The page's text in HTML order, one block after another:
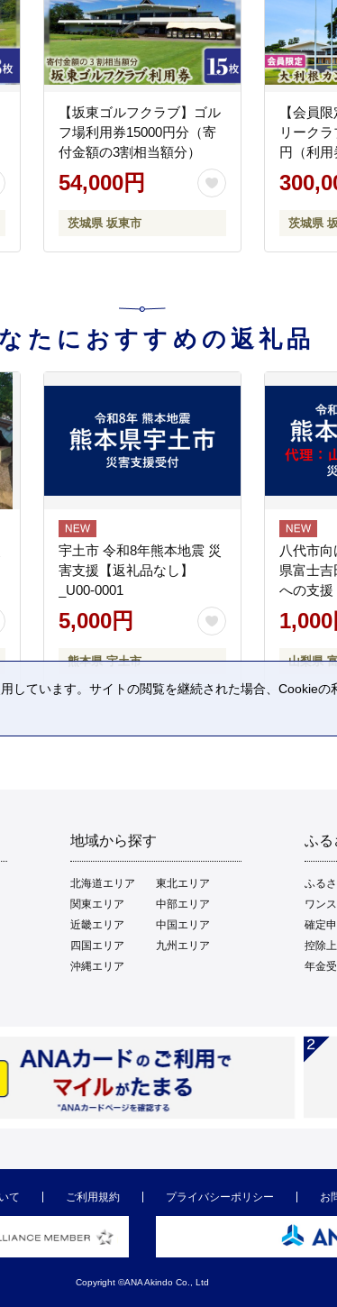
【坂東ゴルフクラブ】ゴル
フ場利用券15000円分（寄
付金額の3割相当額分）
54,000円
茨城県 坂東市
【会員
リーク
円（利用
茨城県
たにおすすめの返礼品
宇土市 令和8年熊本地震 災
害支援【返礼品なし】
_U00-0001
5,000円
熊本県 宇土市
八代市
県富士
への支援
1,000
山梨県
地域から探す
北海道エリア
東北エリア
関東エリア
中部エリア
近畿エリア
中国エリア
四国エリア
九州エリア
沖縄エリア
ふる
ふる
ワン
確定
控除
年金
て ご利用規約 プライバシーポリシー お
Copyright ©ANA Akindo Co., Ltd
ています。サイトの閲覧を継続された場合、Cookieの